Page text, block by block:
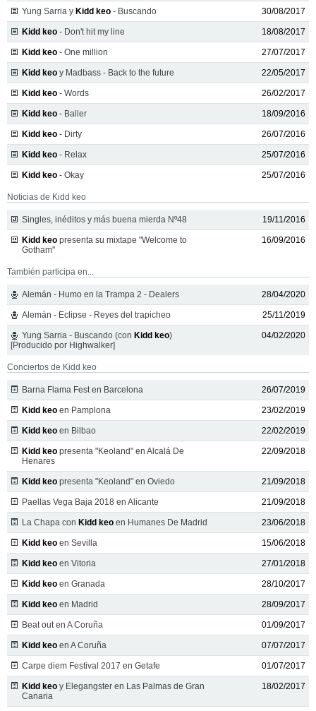
Yung Sarria y Kidd keo - Buscando 30/08/2017
Kidd keo - Don't hit my line 18/08/2017
Kidd keo - One million 27/07/2017
Kidd keo y Madbass - Back to the future 22/05/2017
Kidd keo - Words 26/02/2017
Kidd keo - Baller 18/09/2016
Kidd keo - Dirty 26/07/2016
Kidd keo - Relax 25/07/2016
Kidd keo - Okay 25/07/2016
Noticias de Kidd keo
Singles, inéditos y más buena mierda Nº48 19/11/2016
Kidd keo presenta su mixtape "Welcome to
Gotham"
16/09/2016
También participa en...
Alemán - Humo en la Trampa 2 - Dealers 28/04/2020
Alemán - Eclipse - Reyes del trapicheo 25/11/2019
Yung Sarria - Buscando (con Kidd keo)
[Producido por Highwalker]
04/02/2020
Conciertos de Kidd keo
Barna Flama Fest en Barcelona 26/07/2019
Kidd keo en Pamplona 23/02/2019
Kidd keo en Bilbao 22/02/2019
Kidd keo presenta "Keoland" en Alcalá De
Henares
22/09/2018
Kidd keo presenta "Keoland" en Oviedo 21/09/2018
Paellas Vega Baja 2018 en Alicante 21/09/2018
La Chapa con Kidd keo en Humanes De Madrid 23/06/2018
Kidd keo en Sevilla 15/06/2018
Kidd keo en Vitoria 27/01/2018
Kidd keo en Granada 28/10/2017
Kidd keo en Madrid 28/09/2017
Beat out en A Coruña 01/09/2017
Kidd keo en A Coruña 07/07/2017
Carpe diem Festival 2017 en Getafe 01/07/2017
Kidd keo y Elegangster en Las Palmas de Gran
Canaria
18/02/2017